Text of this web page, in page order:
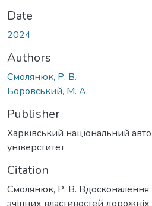
Date
2024
Authors
Смолянюк, Р. В.
Боровський, М. А.
Publisher
Харківський національний
універститет
Citation
Смолянюк, Р. В. Вдосконалення